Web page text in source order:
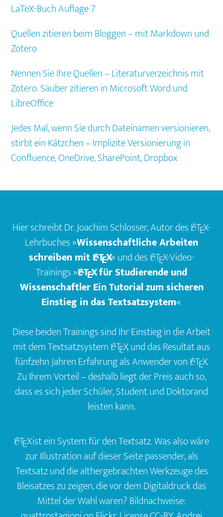
LaTeX-Buch Auflage 7
Quellen zitieren beim Bloggen – mit Markdown und
Zotero
Nennen Sie Ihre Quellen – Literaturverzeichnis mit
Zotero. Sauber zitieren in Microsoft Word und
LibreOffice
Jedes Mal, wenn Sie durch Dateinamen versionieren,
stirbt ein Kätzchen – Implizite Versionierung in
Confluence, OneDrive, SharePoint, Dropbox
Footer
Hier schreibt Dr. Joachim Schlosser, Autor desL
ATEX-
Lehrbuches »Wissenschaftliche Arbeiten
schreiben mitL
ATEX« und desL
ATEX-Video-
Trainings »L
ATEXfür Studierende und
Wissenschaftler Ein Tutorial zum sicheren
Einstieg in das Textsatzsystem«.
Diese beiden Trainings sind Ihr Einstieg in die Arbeit
mit dem TextsatzsystemL
ATEX, und das Resultat aus
fünfzehn Jahren Erfahrung als Anwender vonL
ATEX.
Zu Ihrem Vorteil – deshalb liegt der Preis auch so,
dass es sich jeder Schüler, Student und Doktorand
leisten kann.
L
ATEXist ein System für den Textsatz. Was also wäre
zur Illustration auf dieser Seite passender, als
Textsatz und die althergebrachten Werkzeuge des
Bleisatzes zu zeigen, die vor dem Digitaldruck das
Mittel der Wahl waren? Bildnachweise: